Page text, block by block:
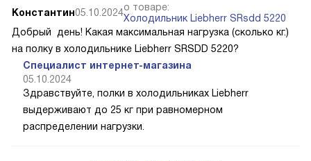
Константин05.10.2024о товаре:
Холодильник Liebherr SRsdd 5220
Добрый день! Какая максимальная нагрузка (сколько кг.)
на полку в холодильнике Liebherr SRSDD 5220?
Специалист интернет-магазина
05.10.2024
Здравствуйте, полки в холодильниках Liebherr
выдерживают до 25 кг при равномерном
распределении нагрузки.